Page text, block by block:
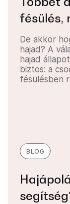
fésülés,
De akkor
hajad? A
hajad
biztos: a
fésülésben
BLOG